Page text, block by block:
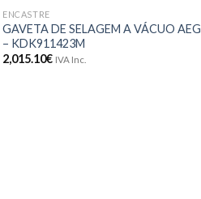
Adicionar
aos meus
ENCASTRE
GAVETA DE SELAGEM A VÁCUO AEG
– KDK911423M
2,015.10€ IVA Inc.